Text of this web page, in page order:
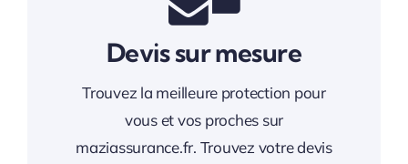
Devis sur mesure
Trouvez la meilleure protection pour
vous et vos proches sur
maziassurance.fr. Trouvez votre devis